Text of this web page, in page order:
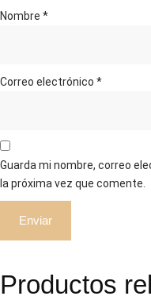
Nombre *
Correo electrónico *
Guarda mi nombre, correo
la próxima vez que comente.
Productos